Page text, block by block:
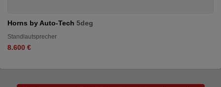
Horns by Auto-Tech 5deg
Standlautsprecher
8.600 €